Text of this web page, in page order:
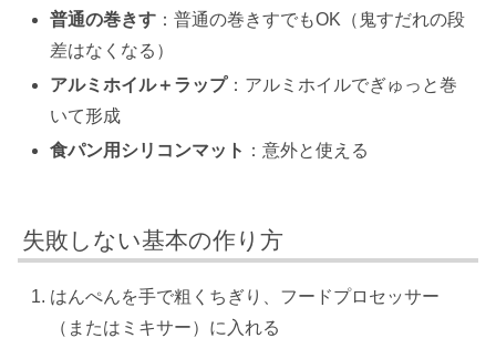
普通の巻きす ：普通の巻きすでもOK（鬼すだれの段
差はなくなる）
アルミホイル＋ラップ：アルミホイルでぎゅっと巻
いて形成
食パン用シリコンマット ：意外と使える
失敗しない基本の作り方
はんぺんを手で粗くちぎり、フードプロセッサー
（またはミキサー）に入れる